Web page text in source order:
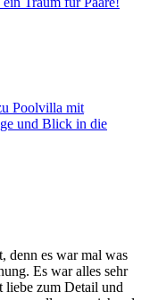
Poolvilla mit
und Blick in die
denn es war mal was
Es war alles sehr
liebe zum Detail und